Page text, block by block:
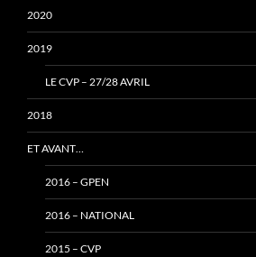
2020
2019
LE CVP – 27/28 AVRIL
2018
ET AVANT…
2016 – GPEN
2016 – NATIONAL
2015 – CVP